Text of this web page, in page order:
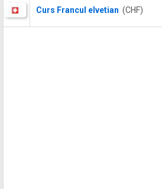
Curs Francul elvetian (CHF)